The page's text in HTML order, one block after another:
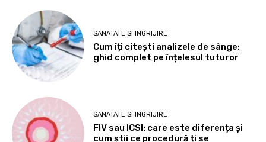
SANATATE SI INGRIJIRE
Cum îți citești analizele de sânge:
ghid complet pe înțelesul tuturor
SANATATE SI INGRIJIRE
FIV sau ICSI: care este diferența și
cum știi ce procedură ți se